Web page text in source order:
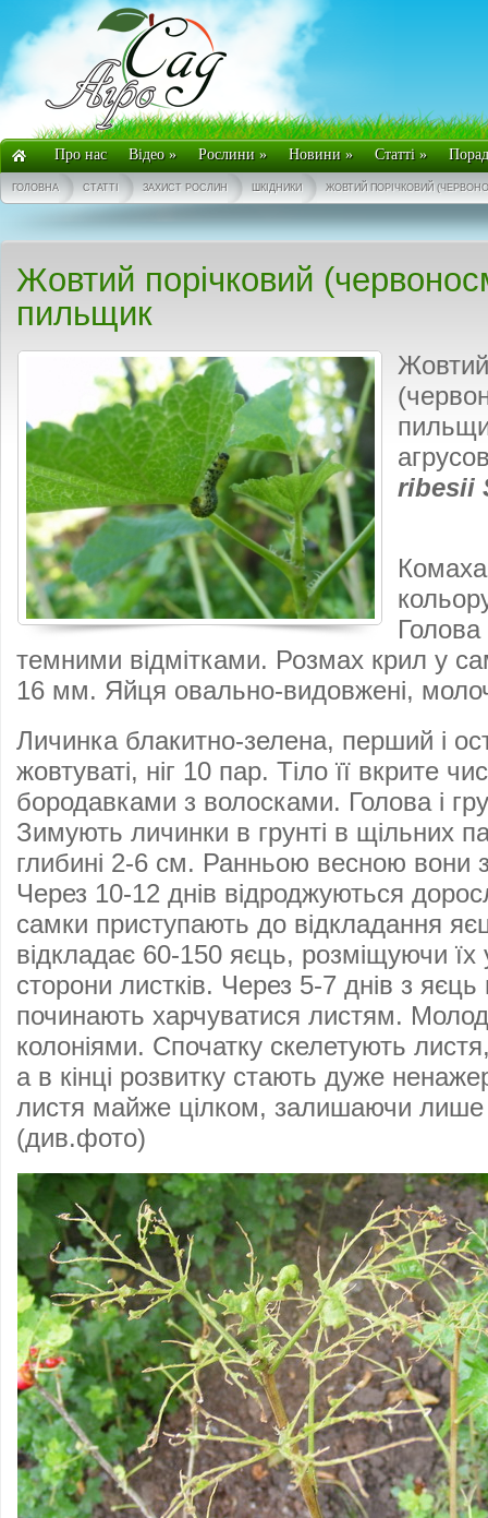
Про нас Відео» Рослини» Новини» Статті»
ЖОВТИЙ ПОРІЧКОВИЙ
ШКІДНИКИ
ЗАХИСТ РОСЛИН
СТАТТІ
ГОЛОВНА
Жовтий порічковий
пильщик
ribesii
Голова
темними відмітками. Розмах крил у
16 мм. Яйця овально-видовжені,
Личинка блакитно-зелена, перший і
жовтуваті, ніг 10 пар. Тіло її вкрите
бородавками з волосками. Голова і
Зимують личинки в грунті в щільних
глибині 2-6 см. Ранньою весною вони
Через 10-12 днів відроджуються
самки приступають до відкладання
відкладає 60-150 яєць, розміщуючи
сторони листків. Через 5-7 днів з
починають харчуватися листям.
колоніями. Спочатку скелетують
а в кінці розвитку стають дуже
листя майже цілком, залишаючи лише
(див.фото)